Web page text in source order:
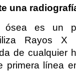
una
ósea es un
Rayos X
de cualquier
primera línea